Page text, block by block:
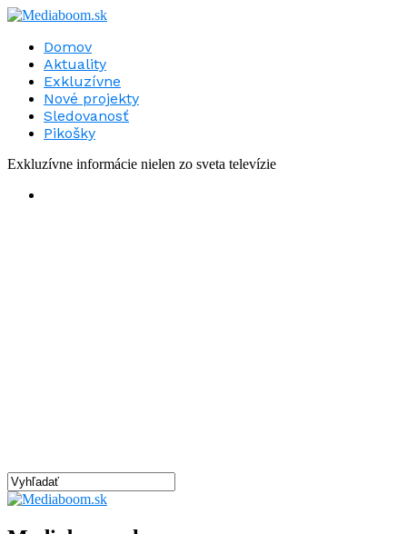
Domov
Aktuality
Exkluzívne
Nové projekty
Sledovanosť
Pikošky
Exkluzívne informácie nielen zo sveta televízie